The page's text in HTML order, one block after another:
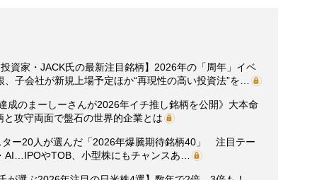
資家・JACK氏の最新注目銘柄】2026年の「周年」イベ
子会社が新規上場予定ほか“再現性の高い投資法”を…
成のまーしーさんが2026年イチ推し銘柄を公開》大本命
攻守両面で盤石の世界的企業とは
ー20人が選んだ「2026年爆騰期待銘柄40」 注目テー
AI…IPOやTOB、小型株にもチャンスあ…